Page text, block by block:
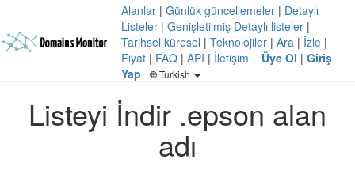
Alanlar | Günlük güncellemeler | Detaylı
Listeler | Genişletilmiş Detaylı listeler |
Tarihsel küresel | Teknolojiler | Ara | İzle |
Fiyat | FAQ | API | İletişim Üye Ol | Giriş
Yap
Turkish
Listeyi İndir .epson alan
adı